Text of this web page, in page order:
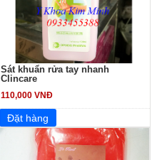
Sát khuẩn rửa tay nhanh
Clincare
110,000 VNĐ